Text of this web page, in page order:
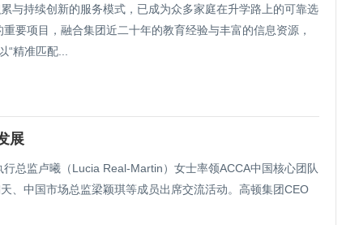
与持续创新的服务模式，已成为众多家庭在升学路上的可靠选
要项目，融合集团近二十年的教育经验与丰富的信息资源，
精准匹配...
展
总监卢曦（Lucia Real-Martin）女士率领ACCA中国核心团队
、中国市场总监梁颖琪等成员出席交流活动。高顿集团CEO